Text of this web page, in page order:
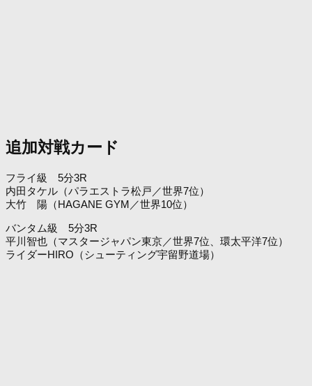
追加対戦カード
フライ級 5分3R
内田タケル（パラエストラ松戸／世界7位）
大竹 陽（HAGANE GYM／世界10位）
バンタム級 5分3R
平川智也（マスタージャパン東京／世界7位、環太平洋7位）
ライダーHIRO（シューティング宇留野道場）